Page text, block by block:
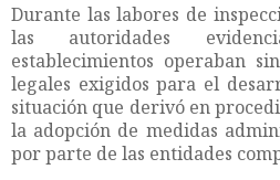
Durante las labores de
las autoridades
establecimientos operaban
legales exigidos para el
situación que derivó en
la adopción de medidas
por parte de las entidades